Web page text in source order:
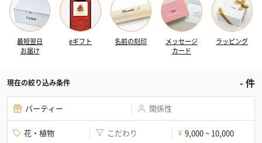
最短翌日
お届け
eギフト 名前の刻印
メッセージ
カード
ラッピング
現在の絞り込み条件 -件
パーティー 関係性
花・植物 こだわり ¥ 9,000 ~ 10,000